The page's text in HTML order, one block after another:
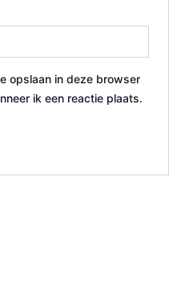
opslaan in deze browser
ik een reactie plaats.